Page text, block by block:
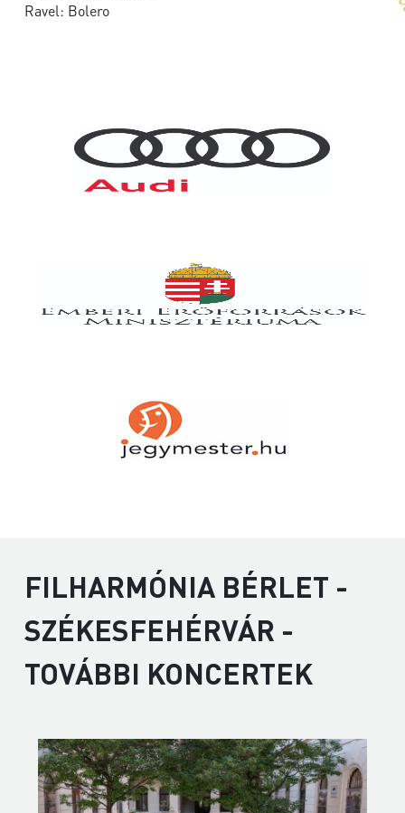
Ravel: Bolero
FILHARMÓNIA BÉRLET -
SZÉKESFEHÉRVÁR -
TOVÁBBI KONCERTEK